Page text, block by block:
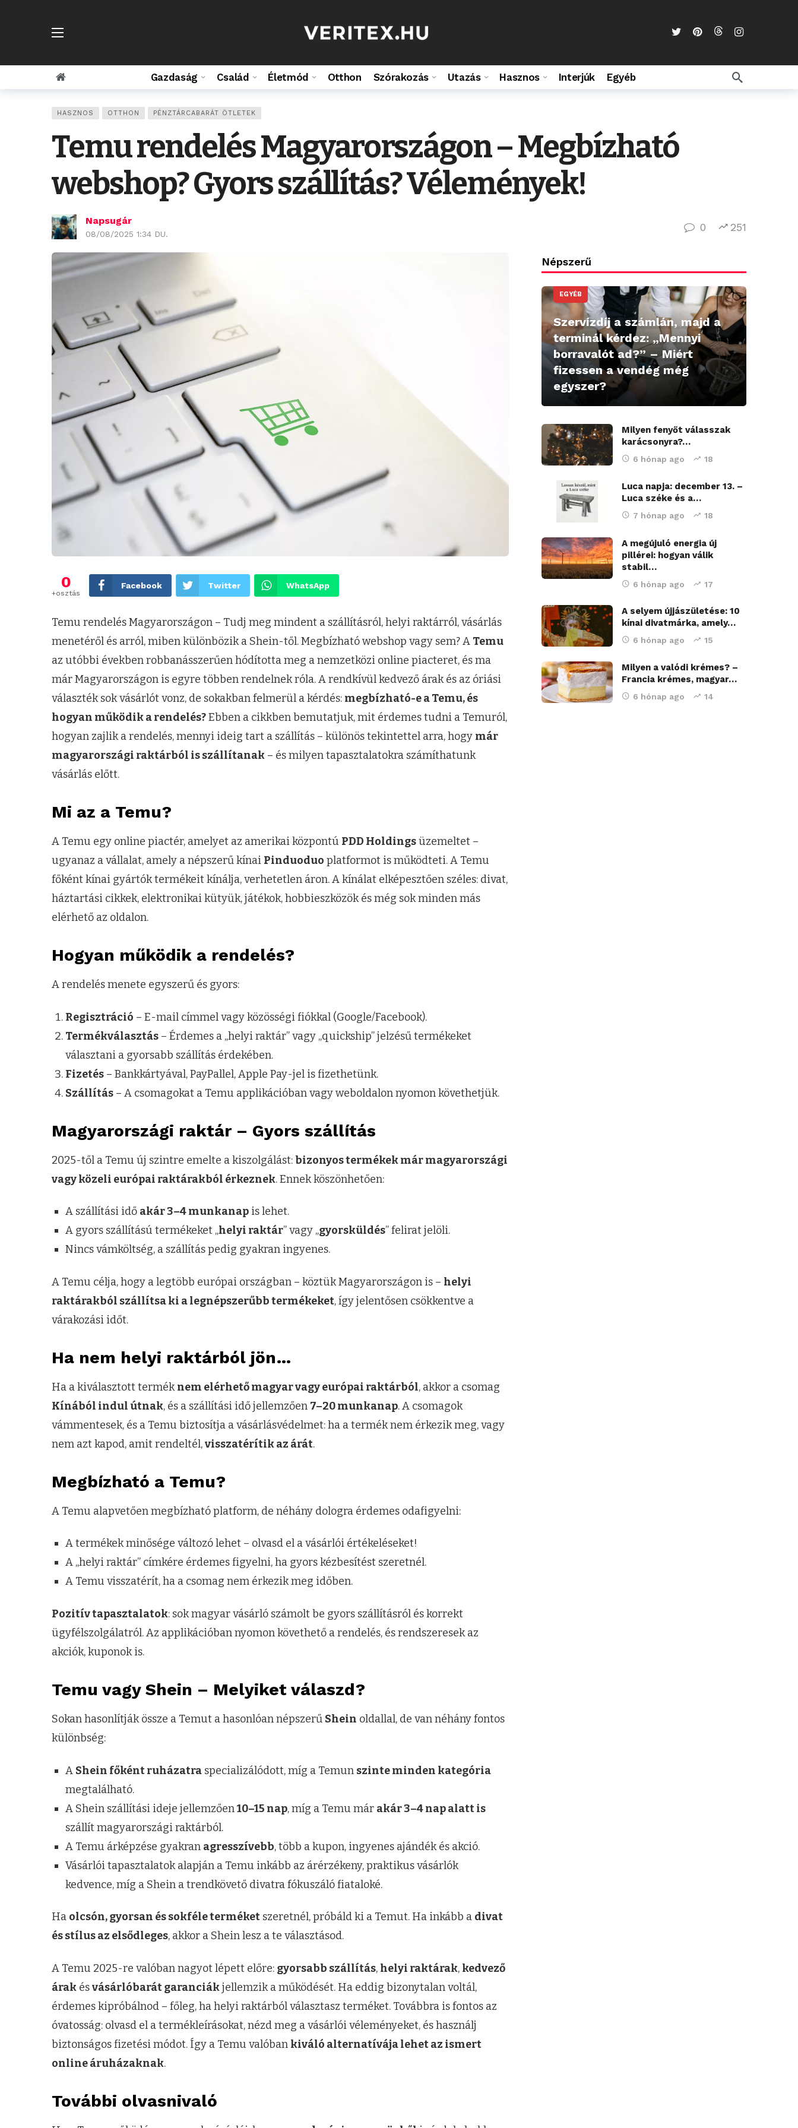
Gazdaság Család Életmód Otthon Szórakozás Utazás Hasznos Interjúk Egyéb
HASZNOS OTTHON PÉNZTÁRCABARÁT ÖTLETEK
Temu rendelés Magyarországon – Megbízható
webshop? Gyors szállítás? Vélemények!
Napsugár
08/08/2025 1:34 DU.
0 251
0
+osztás
Facebook Twitter WhatsApp
Temu rendelés Magyarországon – Tudj meg mindent a szállításról, helyi raktárról, vásárlás
menetéről és arról, miben különbözik a Shein-től. Megbízható webshop vagy sem? A Temu
az utóbbi években robbanásszerűen hódította meg a nemzetközi online piacteret, és ma
már Magyarországon is egyre többen rendelnek róla. A rendkívül kedvező árak és az óriási
választék sok vásárlót vonz, de sokakban felmerül a kérdés: megbízható-e a Temu, és
hogyan működik a rendelés?Ebben a cikkben bemutatjuk, mit érdemes tudni a Temuról,
hogyan zajlik a rendelés, mennyi ideig tart a szállítás – különös tekintettel arra, hogy már
magyarországi raktárból is szállítanak – és milyen tapasztalatokra számíthatunk
vásárlás előtt.
Mi az a Temu?
A Temu egy online piactér, amelyet az amerikai központú PDD Holdingsüzemeltet –
ugyanaz a vállalat, amely a népszerű kínai Pinduoduo platformot is működteti. A Temu
főként kínai gyártók termékeit kínálja, verhetetlen áron. A kínálat elképesztően széles: divat,
háztartási cikkek, elektronikai kütyük, játékok, hobbieszközök és még sok minden más
elérhető az oldalon.
Hogyan működik a rendelés?
A rendelés menete egyszerű és gyors:
Regisztráció – E-mail címmel vagy közösségi fiókkal (Google/Facebook).
Termékválasztás – Érdemes a „helyi raktár” vagy „quickship” jelzésű termékeket
választani a gyorsabb szállítás érdekében.
Fizetés – Bankkártyával, PayPallel, Apple Pay-jel is fizethetünk.
Szállítás – A csomagokat a Temu applikációban vagy weboldalon nyomon követhetjük.
Magyarországi raktár – Gyors szállítás
2025-től a Temu új szintre emelte a kiszolgálást:bizonyos termékek már magyarországi
vagy közeli európai raktárakból érkeznek. Ennek köszönhetően:
A szállítási idő akár 3–4 munkanap is lehet.
A gyors szállítású termékeket „helyi raktár” vagy „gyorsküldés” felirat jelöli.
Nincs vámköltség, a szállítás pedig gyakran ingyenes.
A Temu célja, hogy a legtöbb európai országban – köztük Magyarországon is – helyi
raktárakból szállítsa ki a legnépszerűbb termékeket, így jelentősen csökkentve a
várakozási időt.
Ha nem helyi raktárból jön…
Ha a kiválasztott terméknem elérhető magyar vagy európai raktárból, akkor a csomag
Kínából indul útnak, és a szállítási idő jellemzően 7–20 munkanap. A csomagok
vámmentesek, és a Temu biztosítja a vásárlásvédelmet: ha a termék nem érkezik meg, vagy
nem azt kapod, amit rendeltél,visszatérítik az árát.
Megbízható a Temu?
A Temu alapvetően megbízható platform, de néhány dologra érdemes odafigyelni:
A termékek minősége változó lehet – olvasd el a vásárlói értékeléseket!
A „helyi raktár” címkére érdemes figyelni, ha gyors kézbesítést szeretnél.
A Temu visszatérít, ha a csomag nem érkezik meg időben.
Pozitív tapasztalatok: sok magyar vásárló számolt be gyors szállításról és korrekt
ügyfélszolgálatról. Az applikációban nyomon követhető a rendelés, és rendszeresek az
akciók, kuponok is.
Temu vagy Shein – Melyiket válaszd?
Sokan hasonlítják össze a Temut a hasonlóan népszerű Shein oldallal, de van néhány fontos
különbség:
A Shein főként ruházatra specializálódott, míg a Temun szinte minden kategória
megtalálható.
A Shein szállítási ideje jellemzően10–15 nap, míg a Temu már akár 3–4 nap alatt is
szállít magyarországi raktárból.
A Temu árképzése gyakran agresszívebb, több a kupon, ingyenes ajándék és akció.
Vásárlói tapasztalatok alapján a Temu inkább az árérzékeny, praktikus vásárlók
kedvence, míg a Shein a trendkövető divatra fókuszáló fiataloké.
Ha olcsón, gyorsan és sokféle terméket szeretnél, próbáld ki a Temut. Ha inkább a divat
és stílus az elsődleges, akkor a Shein lesz a te választásod.
A Temu 2025-re valóban nagyot lépett előre: gyorsabb szállítás, helyi raktárak, kedvező
árak ésvásárlóbarát garanciákjellemzik a működését. Ha eddig bizonytalan voltál,
érdemes kipróbálnod – főleg, ha helyi raktárból választasz terméket. Továbbra is fontos az
óvatosság: olvasd el a termékleírásokat, nézd meg a vásárlói véleményeket, és használj
biztonságos fizetési módot. Így a Temu valóban kiváló alternatívája lehet az ismert
online áruházaknak.
További olvasnivaló
Népszerű
EGYÉB
Szervízdíj a számlán, majd a
terminál kérdez: „Mennyi
borravalót ad?” – Miért
fizessen a vendég még
egyszer?
Milyen fenyőt válasszak
karácsonyra?…
6 hónap ago 18
Luca napja: december 13. –
Luca széke és a…
7 hónap ago 18
A megújuló energia új
pillérei: hogyan válik
stabil…
6 hónap ago 17
A selyem újjászületése: 10
kínai divatmárka, amely…
6 hónap ago 15
Milyen a valódi krémes? –
Francia krémes, magyar…
6 hónap ago 14